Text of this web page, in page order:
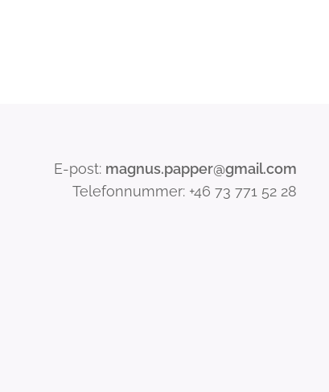
E-post: magnus.papper@gmail.com
Telefonnummer: +46 73 771 52 28